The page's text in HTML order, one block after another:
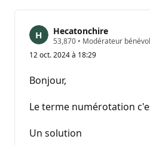
Hecatonchire
53,870 P
e
r
p
u
• Modérateur
12 oct. 2024 à 18:29
Bonjour,
Le terme numérotation
Un solution